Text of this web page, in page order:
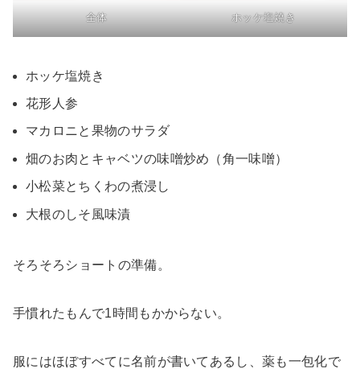
全体 ホッケ塩焼き
ホッケ塩焼き
花形人参
マカロニと果物のサラダ
畑のお肉とキャベツの味噌炒め（角一味噌）
小松菜とちくわの煮浸し
大根のしそ風味漬
そろそろショートの準備。
手慣れたもんで1時間もかからない。
服にはほぼすべてに名前が書いてあるし、薬も一包化で